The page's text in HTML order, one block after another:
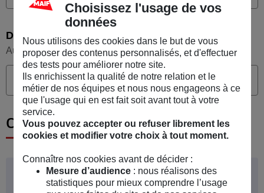
Date de naissance
Au format JJ/MM/AAAA
Coordonnées de contact
Alerte d'information
Votre e-mail vous servira d’identifiant
pour accéder à votre espace personnel.
Choisissez l'usage de vos
données
Nous utilisons des cookies dans le but de vous
proposer des contenus personnalisés, et d'effectuer
des tests pour améliorer notre site.
Ils enrichissent la qualité de notre relation et le
métier de nos équipes et nous nous engageons à ce
que l'usage qui en est fait soit avant tout à votre
service.
Vous pouvez accepter ou refuser librement les
cookies et modifier votre choix à tout moment.
Connaître nos cookies avant de décider :
Mesure d’audience: nous réalisons des
statistiques pour mieux comprendre l’usage